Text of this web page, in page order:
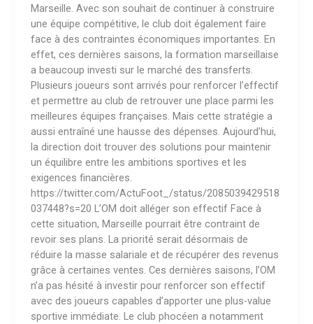
Marseille. Avec son souhait de continuer à construire
une équipe compétitive, le club doit également faire
face à des contraintes économiques importantes. En
effet, ces dernières saisons, la formation marseillaise
a beaucoup investi sur le marché des transferts.
Plusieurs joueurs sont arrivés pour renforcer l’effectif
et permettre au club de retrouver une place parmi les
meilleures équipes françaises. Mais cette stratégie a
aussi entraîné une hausse des dépenses. Aujourd’hui,
la direction doit trouver des solutions pour maintenir
un équilibre entre les ambitions sportives et les
exigences financières.
https://twitter.com/ActuFoot_/status/2085039429518
037448?s=20 L’OM doit alléger son effectif Face à
cette situation, Marseille pourrait être contraint de
revoir ses plans. La priorité serait désormais de
réduire la masse salariale et de récupérer des revenus
grâce à certaines ventes. Ces dernières saisons, l’OM
n’a pas hésité à investir pour renforcer son effectif
avec des joueurs capables d’apporter une plus-value
sportive immédiate. Le club phocéen a notamment